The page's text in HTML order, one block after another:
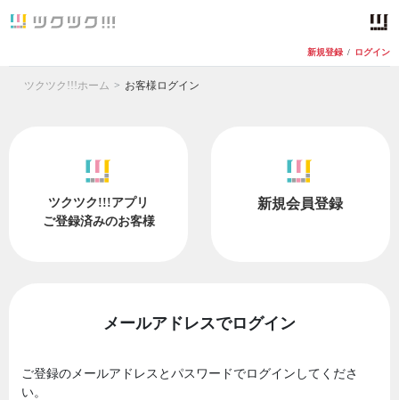
新規登録 / ログイン
ツクツク!!!ホーム お客様ログイン
ツクツク!!!アプリ
ご登録済みのお客様
新規会員登録
メールアドレスでログイン
ご登録のメールアドレスとパスワードでログインしてくださ
い。